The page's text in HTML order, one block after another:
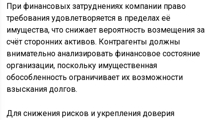
При финансовых затруднениях компании право
требования удовлетворяется в пределах её
имущества, что снижает вероятность возмещения за
счёт сторонних активов. Контрагенты должны
внимательно анализировать финансовое состояние
организации, поскольку имущественная
обособленность ограничивает их возможности
взыскания долгов.
Для снижения рисков и укрепления доверия